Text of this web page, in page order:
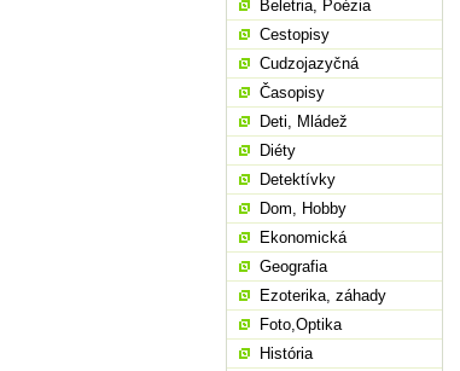
Beletria, Poézia
Cestopisy
Cudzojazyčná
Časopisy
Deti, Mládež
Diéty
Detektívky
Dom, Hobby
Ekonomická
Geografia
Ezoterika, záhady
Foto,Optika
História